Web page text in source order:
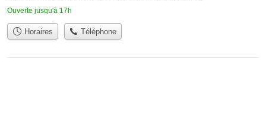
Ouverte jusqu'à 17h
Horaires Téléphone